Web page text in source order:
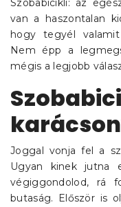
Szobabicikli: az
van a haszontalan
hogy tegyél valamit
Nem épp a
mégis a legjobb
Joggal vonja fel a
Ugyan kinek jutna
végiggondolod, rá
butaság. Először is